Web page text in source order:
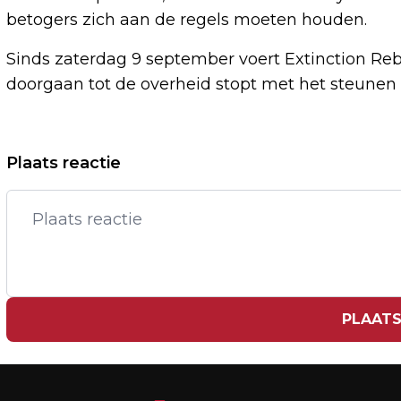
betogers zich aan de regels moeten houden.
Sinds zaterdag 9 september voert Extinction
doorgaan tot de overheid stopt met het steunen
Vorig artikel
OESO: GROEI WERELDECONOMIE ZWAKT
AF DOOR INFLATIE EN RENTE
Plaats reactie